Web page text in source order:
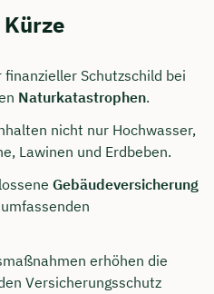
Schutzschild bei
Naturkatastrophen.
nicht nur Hochwasser,
Lawinen und Erdbeben.
Gebäudeversicherung
erhöhen die
Versicherungsschutz